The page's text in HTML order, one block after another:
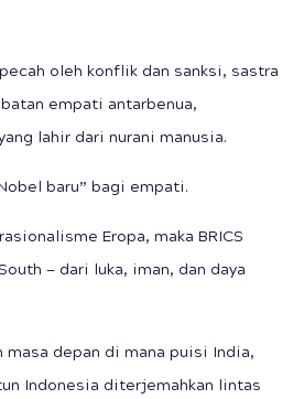
oleh konflik dan sanksi, sastra
empati antarbenua,
lahir dari nurani manusia.
baru” bagi empati.
Eropa, maka BRICS
— dari luka, iman, dan daya
masa depan di mana puisi India,
Indonesia diterjemahkan lintas